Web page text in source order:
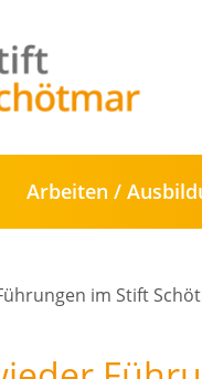
Arbeiten /
im Stift